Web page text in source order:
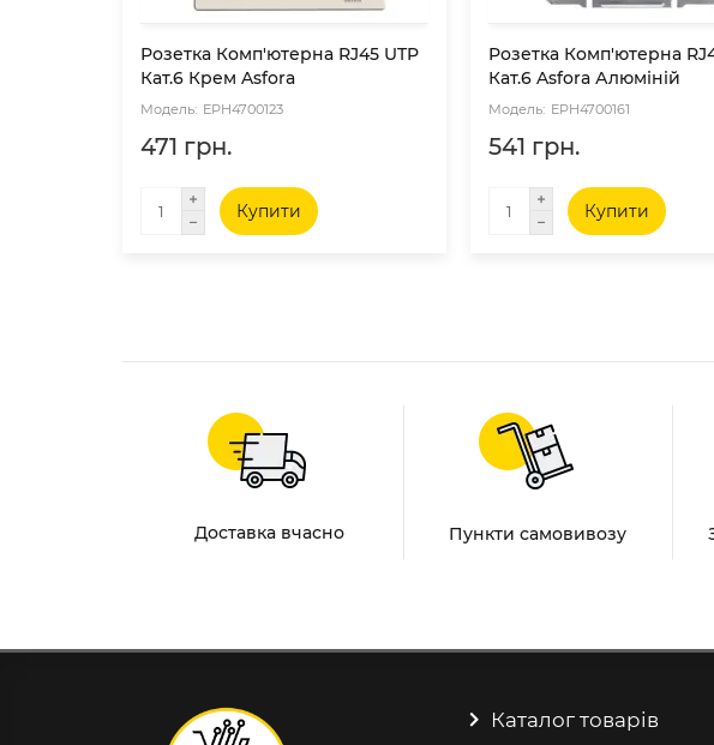
Розетка Комп'ютерна RJ45 UTP
Кат.6 Крем Asfora
EPH4700123
471 грн.
Купити
Розетка Комп'ютерна
Кат.6 Asfora Алюміній
EPH4700161
541 грн.
Купити
Доставка вчасно Пункти самовивозу
Каталог товарів